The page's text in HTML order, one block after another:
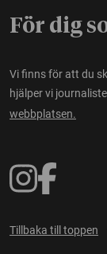
För dig
Vi finns för att du
hjälper vi
webbplatsen.
Tillbaka till toppen